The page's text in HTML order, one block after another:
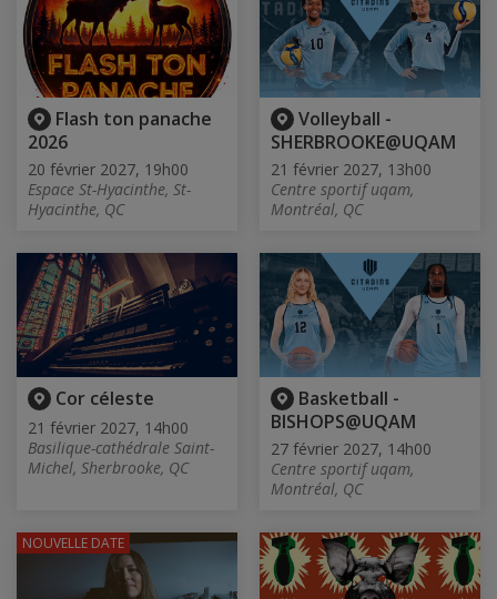
Flash ton panache
2026
20 février 2027, 19h00
Espace St-Hyacinthe, St-
Hyacinthe, QC
Volleyball -
SHERBROOKE@UQAM
21 février 2027, 13h00
Centre sportif uqam,
Montréal, QC
Cor céleste
21 février 2027, 14h00
Basilique-cathédrale Saint-
Michel, Sherbrooke, QC
Basketball -
BISHOPS@UQAM
27 février 2027, 14h00
Centre sportif uqam,
Montréal, QC
NOUVELLE DATE